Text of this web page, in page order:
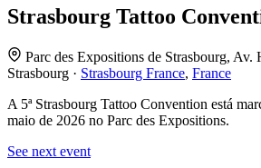
Strasbourg Tattoo
Parc des Expositions de Strasbourg, Av.
Strasbourg · Strasbourg France, France
A 5ª Strasbourg Tattoo Convention está
maio de 2026 no Parc des Expositions.
See next event